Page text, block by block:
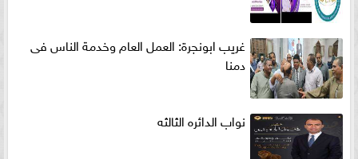
غريب ابونجرة: العمل العام وخدمة الناس فى
دمنا
نواب الدائره الثالثه